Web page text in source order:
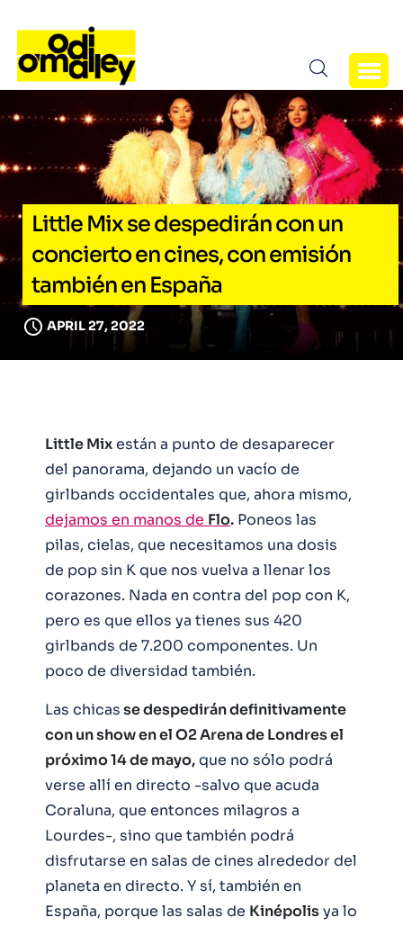
Little Mix se despedirán con un
concierto en cines, con emisión
también en España
APRIL 27, 2022
Little Mixestán a punto de desaparecer
del panorama, dejando un vacío de
girlbands occidentales que, ahora mismo,
dejamos en manos de Flo. Poneos las
pilas, cielas, que necesitamos una dosis
de pop sin K que nos vuelva a llenar los
corazones. Nada en contra del pop con K,
pero es que ellos ya tienes sus 420
girlbands de 7.200 componentes. Un
poco de diversidad también.
Las chicasse despedirán definitivamente
con un show en el O2 Arena de Londres el
próximo 14 de mayo,que no sólo podrá
verse allí en directo -salvo que acuda
Coraluna, que entonces milagros a
Lourdes-, sino que también podrá
disfrutarse en salas de cines alrededor del
planeta en directo. Y sí, también en
España, porque las salas de Kinépolisya lo